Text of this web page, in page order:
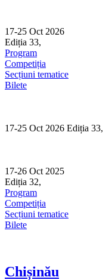
content
17-25 Oct 2026
Ediția 33,
Program
Competiția
Secțiuni tematice
Bilete
17-25 Oct 2026 Ediția 33,
17-26 Oct 2025
Ediția 32,
Program
Competiția
Secțiuni tematice
Bilete
Chișinău